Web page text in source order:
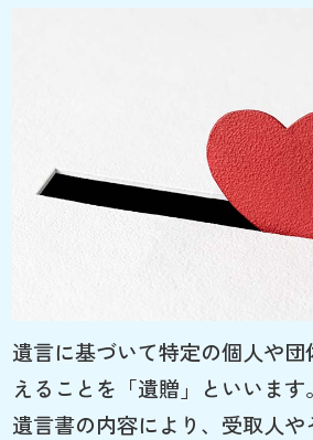
遺言に基づいて特定の個人や
えることを「遺贈」といいます。
遺言書の内容により、受取人